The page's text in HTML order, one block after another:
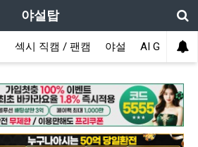
야설탑
섹시 직캠 / 팬캠 야설 AI GIRL